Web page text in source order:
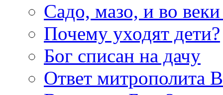
Садо, мазо, и во веки
Почему уходят дети?
Бог списан на дачу
Ответ митрополита